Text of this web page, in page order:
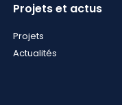
Projets et actus
Projets
Actualités